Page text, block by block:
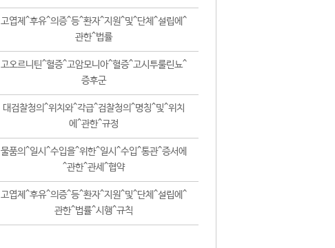
고엽제^후유^의증^등^환자^지원^및^단체^설립에^
관한^법률
고오르니틴^혈증^고암모니아^혈증^고시투룰린뇨^
증후군
대검찰청의^위치와^각급^검찰청의^명칭^및^위치
에^관한^규정
물품의^일시^수입을^위한^일시^수입^통관^증서에
^관한^관세^협약
고엽제^후유^의증^등^환자^지원^및^단체^설립에^
관한^법률^시행^규칙